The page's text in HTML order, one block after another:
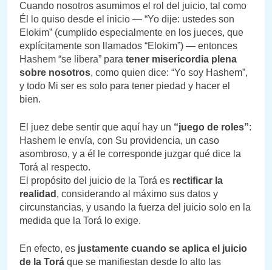
Cuando nosotros asumimos el rol del juicio, tal como
Él lo quiso desde el inicio — “Yo dije: ustedes son
Elokim” (cumplido especialmente en los jueces, que
explícitamente son llamados “Elokim”) — entonces
Hashem “se libera” para tener misericordia plena
sobre nosotros, como quien dice: “Yo soy Hashem”,
y todo Mi ser es solo para tener piedad y hacer el
bien.
El juez debe sentir que aquí hay un “juego de roles”:
Hashem le envía, con Su providencia, un caso
asombroso, y a él le corresponde juzgar qué dice la
Torá al respecto.
El propósito del juicio de la Torá es rectificar la
realidad , considerando al máximo sus datos y
circunstancias, y usando la fuerza del juicio solo en la
medida que la Torá lo exige.
En efecto, es justamente cuando se aplica el juicio
de la Torá que se manifiestan desde lo alto las